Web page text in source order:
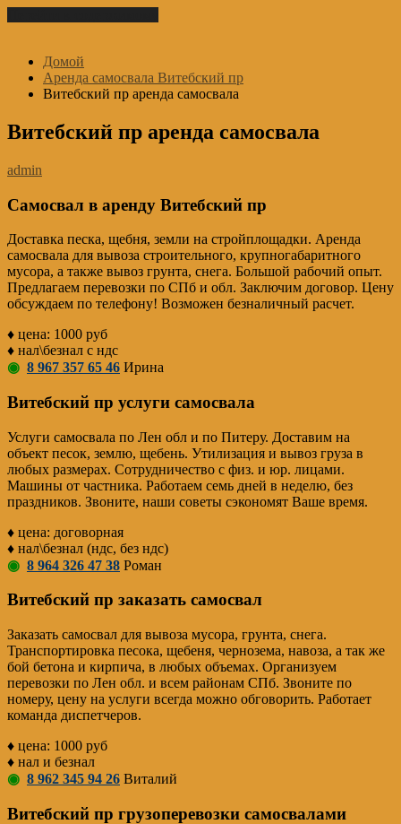
Домой
Аренда самосвала Витебский пр
Витебский пр аренда самосвала
Витебский пр аренда самосвала
admin
Самосвал в аренду Витебский пр
Доставка песка, щебня, земли на стройплощадки. Аренда
самосвала для вывоза строительного, крупногабаритного
мусора, а также вывоз грунта, снега. Большой рабочий опыт.
Предлагаем перевозки по СПб и обл. Заключим договор. Цену
обсуждаем по телефону! Возможен безналичный расчет.
♦ цена: 1000 руб
♦ нал\безнал с ндс
◉ 8 967 357 65 46 Ирина
Витебский пр услуги самосвала
Услуги самосвала по Лен обл и по Питеру. Доставим на
объект песок, землю, щебень. Утилизация и вывоз груза в
любых размерах. Сотрудничество с физ. и юр. лицами.
Машины от частника. Работаем семь дней в неделю, без
праздников. Звоните, наши советы сэкономят Ваше время.
♦ цена: договорная
♦ нал\безнал (ндс, без ндс)
◉ 8 964 326 47 38 Роман
Витебский пр заказать самосвал
Заказать самосвал для вывоза мусора, грунта, снега.
Транспортировка песока, щебеня, чернозема, навоза, а так же
бой бетона и кирпича, в любых объемах. Организуем
перевозки по Лен обл. и всем районам СПб. Звоните по
номеру, цену на услуги всегда можно обговорить. Работает
команда диспетчеров.
♦ цена: 1000 руб
♦ нал и безнал
◉ 8 962 345 94 26 Виталий
Витебский пр грузоперевозки самосвалами